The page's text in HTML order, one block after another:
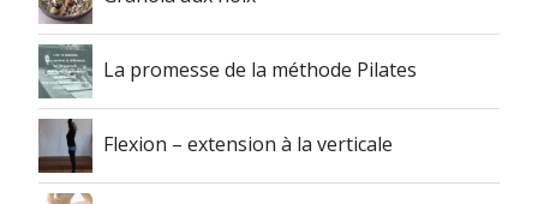
La promesse de la méthode Pilates
Flexion – extension à la verticale